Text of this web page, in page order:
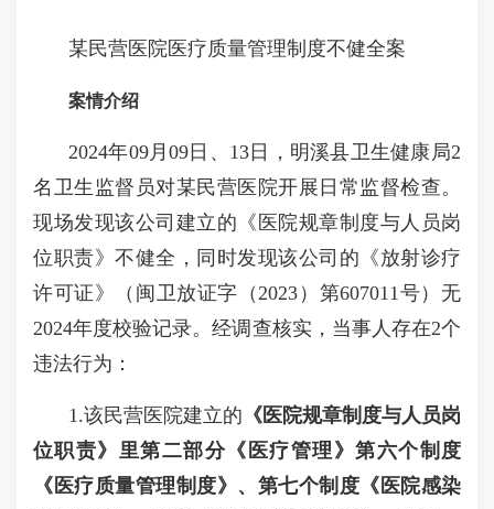
某民营医院医疗质量管理制度不健全案
案情介绍
2024年09月09日、13日，明溪县卫生健康局2
名卫生监督员对某民营医院开展日常监督检查。
现场发现该公司建立的《医院规章制度与人员岗
位职责》不健全，同时发现该公司的《放射诊疗
许可证》（闽卫放证字（2023）第607011号）无
2024年度校验记录。经调查核实，当事人存在2个
违法行为：
1.该民营医院建立的 《医院规章制度与人员岗
位职责》 里第二部分《医疗管理》第六个制度
《医疗质量管理制度》、 第七个制度 《医院感染